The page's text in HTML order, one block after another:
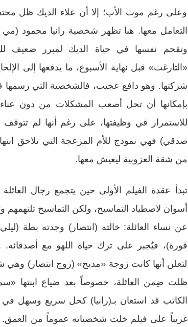
وعلى رغم موت الأب؛ إلا أن علاء الديك ظل
التعامل معها. هنا تظهر شخصية رانيا محمود
وتقحم نفسها في حياة الديك لمبرر ضعيف
«التارغت» قبل نهاية الأسبوع، ما يدفعها إلى
شركتها. وهو دافع عجيب، فالشخصية التي رسمها
بإمكانها أن تحل أصعب المشكلات من دون
للاستمرار في وظيفتها، على رغم أنها لم
صدقي) فهي نموذج للأم المزعجة التي تلاحق
من شقة العزوبية ليعيش معها.
تبدأ عقدة الفيلم الأولى حين يتجمع رجال
أسوان لاصطياد التماسيح، ولكن التماسيح
عن نساء العائلة: خالته (انتصار) وجدته بطة
قورة)، فيُجبر على ترك حياة اللهو مع أصدقائه.
لتعلن أنها كانت زوجة «مديح» (زوج انتصار)
ظلت ضِمن العائلة، خصوصاً بعد ضياع ابنتها
الكاتب قد استعان بـ(رانيا) كحل سريع وسهل
غريباً على فيلم خلت شخصياته عموماً من العمق.